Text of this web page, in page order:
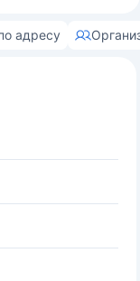
адресу